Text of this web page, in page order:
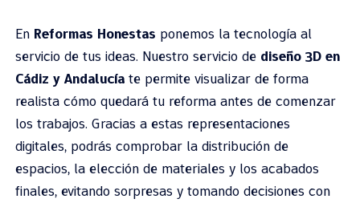
En Reformas Honestas ponemos la tecnología al
servicio de tus ideas. Nuestro servicio de diseño 3D en
Cádiz y Andalucíate permite visualizar de forma
realista cómo quedará tu reforma antes de comenzar
los trabajos. Gracias a estas representaciones
digitales, podrás comprobar la distribución de
espacios, la elección de materiales y los acabados
finales, evitando sorpresas y tomando decisiones con